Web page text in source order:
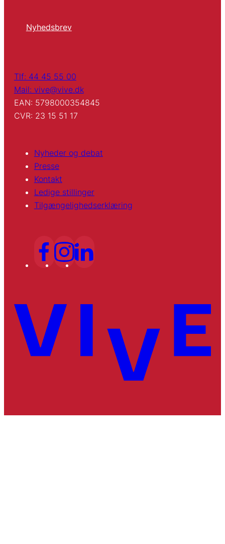
Nyhedsbrev
Tlf: 44 45 55 00
Mail: vive@vive.dk
EAN: 5798000354845
CVR: 23 15 51 17
Nyheder og debat
Presse
Kontakt
Ledige stillinger
Tilgængelighedserklæring